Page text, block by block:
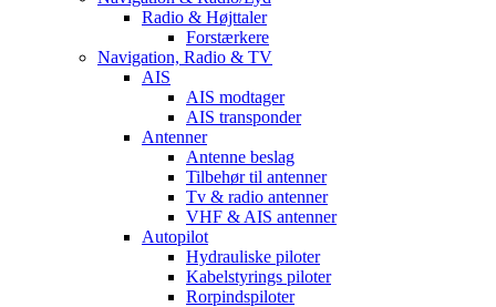
Radio & Højttaler
Forstærkere
Navigation, Radio & TV
AIS
AIS modtager
AIS transponder
Antenner
Antenne beslag
Tilbehør til antenner
Tv & radio antenner
VHF & AIS antenner
Autopilot
Hydrauliske piloter
Kabelstyrings piloter
Rorpindspiloter